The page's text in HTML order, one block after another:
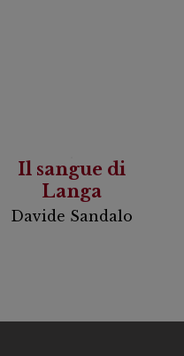
Il sangue di
Langa
Davide Sandalo